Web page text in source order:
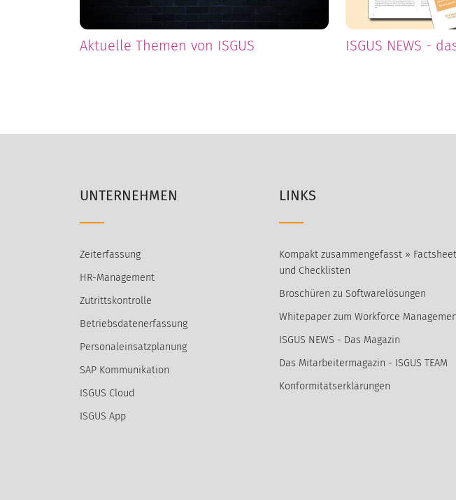
Aktuelle Themen von ISGUS ISGUS NEWS -
UNTERNEHMEN
Zeiterfassung
HR-Management
Zutrittskontrolle
Betriebsdatenerfassung
Personaleinsatzplanung
SAP Kommunikation
ISGUS Cloud
ISGUS App
LINKS
Kompakt zusammengefasst »
und Checklisten
Broschüren zu Softwarelösungen
Whitepaper zum Workforce
ISGUS NEWS - Das Magazin
Das Mitarbeitermagazin - ISGUS TEAM
Konformitätserklärungen